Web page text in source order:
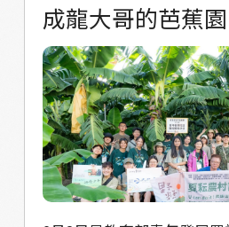
野籽們帶到全台各地，也許
闊的視野，找到不易被資
在農村走跳五天，玩樂間
著黃泥，爬上山嶺、潛身
雨，都是我們切實存在於
些親身經驗，而能理解農
滿溫度的記憶裡面，地方
正是我們帶領青年進鄉的
仍有許多魚苗，隨著水位下
窪地，隨後白鷺鷥大軍降
巡，飽餐一頓。原來踩踏
物混合著泥漿的氣味，乘
水族、野鳥共同協作而成的野性
水活動的促成對我們而言
里程碑，一方面是跟李煥
信任關係，讓他願意放我
成龍大哥的芭蕉園